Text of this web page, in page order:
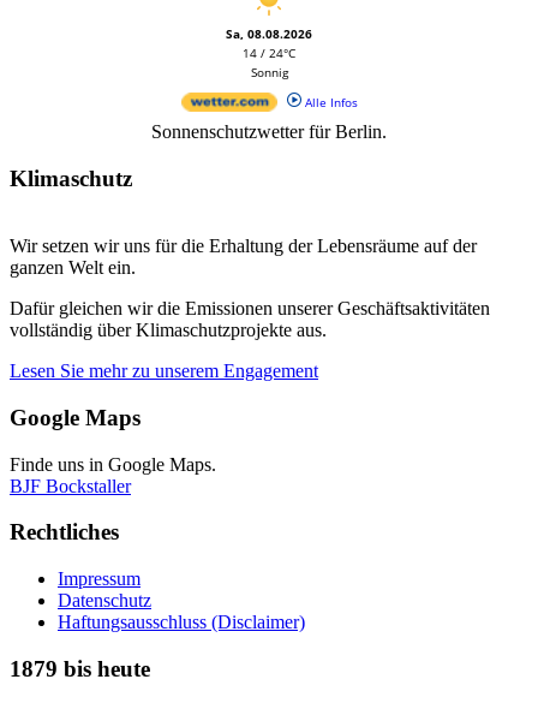
Sa, 08.08.2026
14 / 24°C
Sonnig
Alle Infos
Sonnenschutzwetter für Berlin.
Klimaschutz
Wir setzen wir uns für die Erhaltung der Lebensräume auf der
ganzen Welt ein.
Dafür gleichen wir die Emissionen unserer Geschäftsaktivitäten
vollständig über Klimaschutzprojekte aus.
Lesen Sie mehr zu unserem Engagement
Google Maps
Finde uns in Google Maps.
BJF Bockstaller
Rechtliches
Impressum
Datenschutz
Haftungsausschluss (Disclaimer)
1879 bis heute